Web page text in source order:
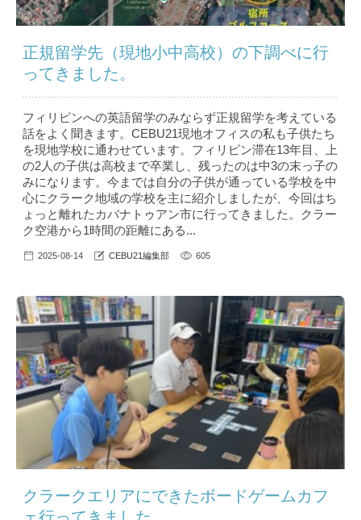
正規留学先（現地小中高校）の下調べに行
ってきました。
フィリピンへの英語留学のみならず正規留学を考えている
話をよく聞きます。CEBU21現地オフィスの私も子供たち
を現地学校に通わせています。フィリピン滞在13年目、上
の2人の子供は高校まで卒業し、残ったのは中3の末っ子の
みになります。今までは自分の子供が通っている学校を中
心にクラーク地域の学校を主に紹介しましたが、今回はち
ょっと離れたカバナトゥアン市に行ってきました。クラー
ク空港から1時間の距離にある...
2025-08-14 CEBU21編集部 605
クラークエリアにできたボードゲームカフ